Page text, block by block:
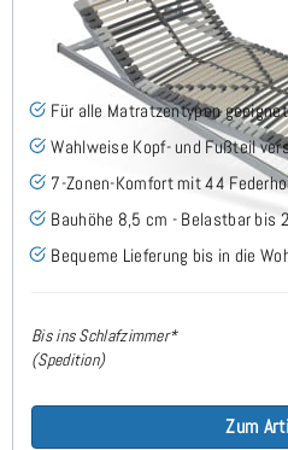
Nimbo 44 KFV - Lattenrost
Für alle Matratzentypen geeignet
Wahlweise Kopf- und Fußteil
7-Zonen-Komfort mit 44
Bauhöhe 8,5 cm - Belastbar bis
Bequeme Lieferung bis in die
Bis ins Schlafzimmer*
(Spedition)
Zum